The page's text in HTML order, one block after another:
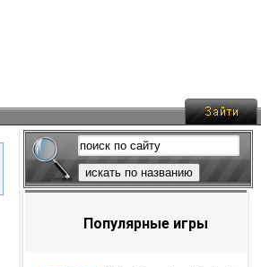
искать по названию
Популярные игры